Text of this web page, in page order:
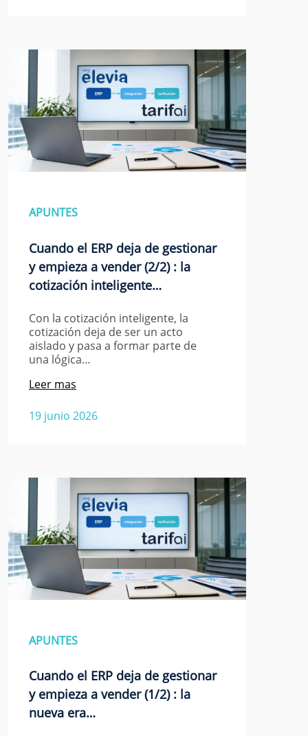
APUNTES
Cuando el ERP deja de gestionar
y empieza a vender (2/2) : la
cotización inteligente…
Con la cotización inteligente, la
cotización deja de ser un acto
aislado y pasa a formar parte de
una lógica…
19 junio 2026
Leer mas
APUNTES
Cuando el ERP deja de gestionar
y empieza a vender (1/2) : la
nueva era…